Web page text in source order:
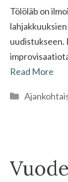
Tölöläb on
uudistukseen.
Read More
Kategoriat